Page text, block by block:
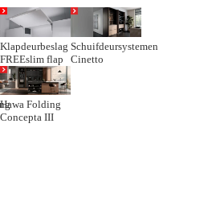
Klapdeurbeslag
FREEslim flap
Schuifdeursystemen
Cinetto
Hawa Folding
Concepta III